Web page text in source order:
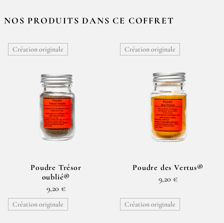
NOS PRODUITS DANS CE COFFRET
Création originale
Poudre Trésor
oublié®
9,20 €
Création originale
Poudre des Vertus®
9,20 €
Création originale Création originale